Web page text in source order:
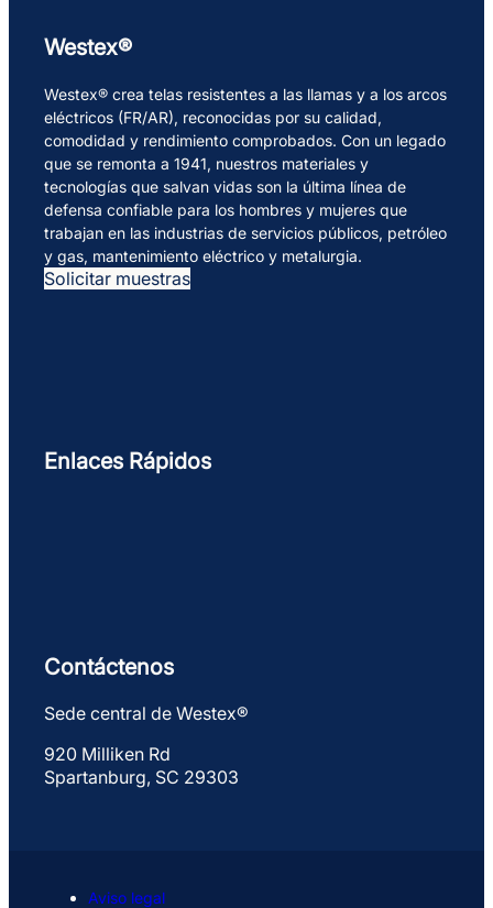
Westex®
Westex® crea telas resistentes a las llamas y a los arcos
eléctricos (FR/AR), reconocidas por su calidad,
comodidad y rendimiento comprobados. Con un legado
que se remonta a 1941, nuestros materiales y
tecnologías que salvan vidas son la última línea de
defensa confiable para los hombres y mujeres que
trabajan en las industrias de servicios públicos, petróleo
y gas, mantenimiento eléctrico y metalurgia.
Solicitar muestras
Enlaces Rápidos
Contáctenos
Sede central de Westex®
920 Milliken Rd
Spartanburg, SC 29303
Aviso legal